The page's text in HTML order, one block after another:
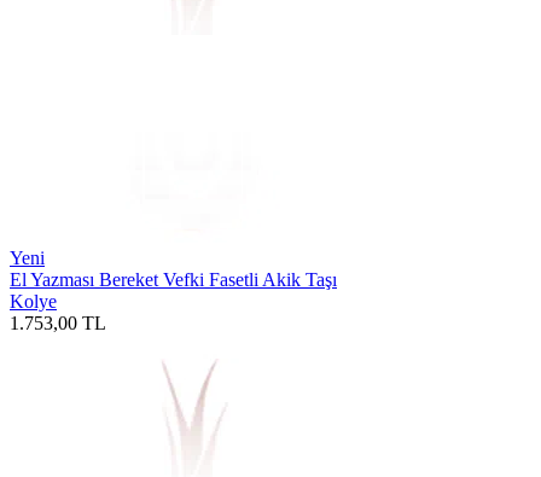
Yeni
El Yazması Bereket Vefki Fasetli Akik Taşı
Kolye
1.753,00 TL